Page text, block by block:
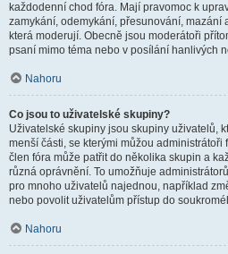
každodenní chod fóra. Mají pravomoc k
zamykání, odemykání, přesunování, mazání
která moderují. Obecně jsou moderátoři
psaní mimo téma nebo v posílání hanlivých
Nahoru
Co jsou to uživatelské skupiny?
Uživatelské skupiny jsou skupiny uživatelů,
menší části, se kterými můžou
člen fóra může patřit do několika skupin a
různá oprávnění. To umožňuje
pro mnoho uživatelů najednou, například
nebo povolit uživatelům přístup do
Nahoru